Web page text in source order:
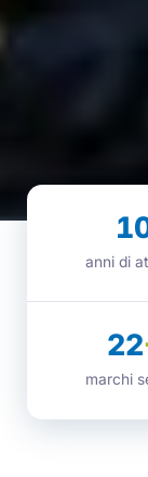
anni di
22
marchi